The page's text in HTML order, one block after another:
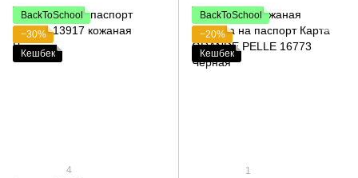
BackToSchool
−30%
Кешбек
4
BackToSchool
−20%
Кешбек
1